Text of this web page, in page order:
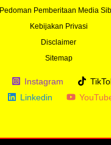
Pedoman Pemberitaan Media
Kebijakan Privasi
Disclaimer
Sitemap
Instagram
Linkedin